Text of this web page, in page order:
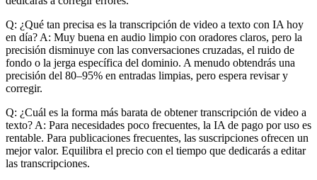
Q: ¿Qué tan precisa es la transcripción de video a texto con IA hoy
en día? A: Muy buena en audio limpio con oradores claros, pero la
precisión disminuye con las conversaciones cruzadas, el ruido de
fondo o la jerga específica del dominio. A menudo obtendrás una
precisión del 80–95% en entradas limpias, pero espera revisar y
corregir.
Q: ¿Cuál es la forma más barata de obtener transcripción de video a
texto? A: Para necesidades poco frecuentes, la IA de pago por uso es
rentable. Para publicaciones frecuentes, las suscripciones ofrecen un
mejor valor. Equilibra el precio con el tiempo que dedicarás a editar
las transcripciones.